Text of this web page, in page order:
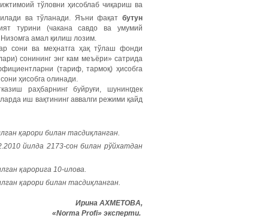
тўловни ҳисоблаб чиқариш ва
ва тўланади. Яъни фақатбутун
турини (чакана савдо ва умумий
амал қилиш лозим.
сони ва меҳнатга ҳақ тўлаш фонди
сонининг энг кам меъёри» сатрида
(тариф, тармоқ) ҳисобга
ҳисобга олинади.
раҳбарнинг буйруғи, шунингдек
иш вақтининг аввалги режими қайд
қарори билан тасдиқланган.
йилда 2173-сон билан рўйхатдан
қарорига 10-илова.
қарори билан тасдиқланган.
Ирина АХМЕТОВА,
«Norma Profi» эксперти.